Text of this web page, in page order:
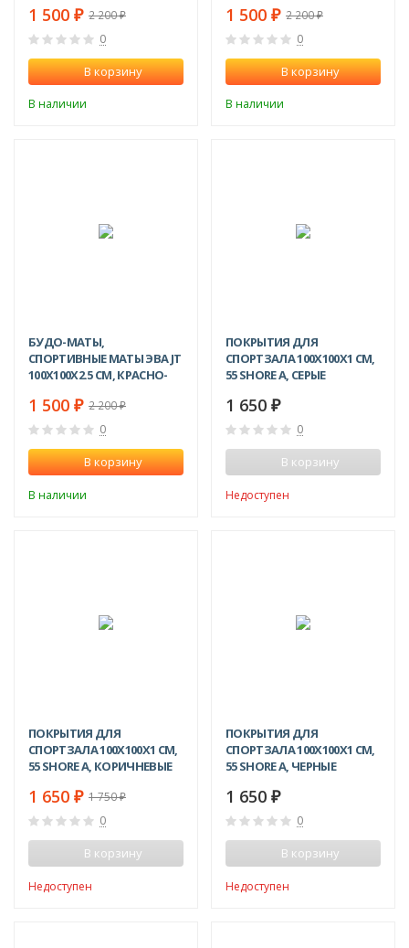
1 500 ₽ 2 200₽
0
В корзину
В наличии
1 500 ₽ 2 200₽
0
В корзину
В наличии
БУДО-МАТЫ,
СПОРТИВНЫЕ МАТЫ ЭВА JT
100Х100X2.5 СМ, КРАСНО-
1 500 ₽ 2 200₽
0
В корзину
В наличии
ПОКРЫТИЯ ДЛЯ
СПОРТЗАЛА 100Х100X1 СМ,
55 SHORE A, СЕРЫЕ
1 650 ₽
0
В корзину
Недоступен
ПОКРЫТИЯ ДЛЯ
СПОРТЗАЛА 100Х100X1 СМ,
55 SHORE A, КОРИЧНЕВЫЕ
1 650 ₽ 1 750₽
0
В корзину
Недоступен
ПОКРЫТИЯ ДЛЯ
СПОРТЗАЛА 100Х100X1 СМ,
55 SHORE A, ЧЕРНЫЕ
1 650 ₽
0
В корзину
Недоступен